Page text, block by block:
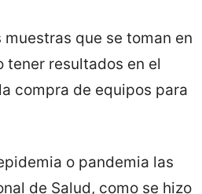
que se toman en
resultados en el
compra de equipos para
o pandemia las
de Salud, como se hizo